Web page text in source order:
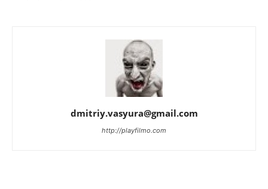
dmitriy.vasyura@gmail.com
http://playfilmo.com